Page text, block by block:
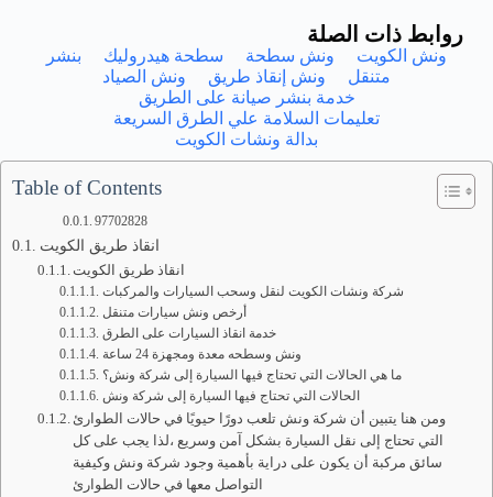
روابط ذات الصلة
ونش الكويت ونش سطحة سطحة هيدروليك
بنشر
متنقل
ونش إنقاذ طريق
ونش الصياد
خدمة بنشر صيانة على الطريق
تعليمات السلامة علي الطرق السريعة
بدالة ونشات الكويت
Table of Contents
97702828
انقاذ طريق الكويت
انقاذ طريق الكويت
شركة ونشات الكويت لنقل وسحب السيارات والمركبات
أرخص ونش سيارات متنقل
خدمة انقاذ السيارات على الطرق
ونش وسطحه معدة ومجهزة 24 ساعة
ما هي الحالات التي تحتاج فيها السيارة إلى شركة ونش؟
الحالات التي تحتاج فيها السيارة إلى شركة ونش
ومن هنا يتبين أن شركة ونش تلعب دورًا حيويًا في حالات الطوارئ
التي تحتاج إلى نقل السيارة بشكل آمن وسريع ،لذا يجب على كل
سائق مركبة أن يكون على دراية بأهمية وجود شركة ونش وكيفية
التواصل معها في حالات الطوارئ